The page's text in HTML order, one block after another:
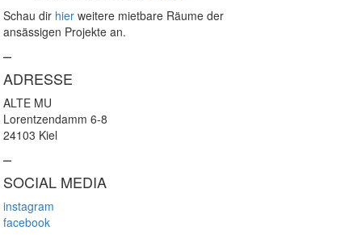
Schau dir hier weitere mietbare Räume der
ansässigen Projekte an.
–
ADRESSE
ALTE MU
Lorentzendamm 6-8
24103 Kiel
–
SOCIAL MEDIA
instagram
facebook